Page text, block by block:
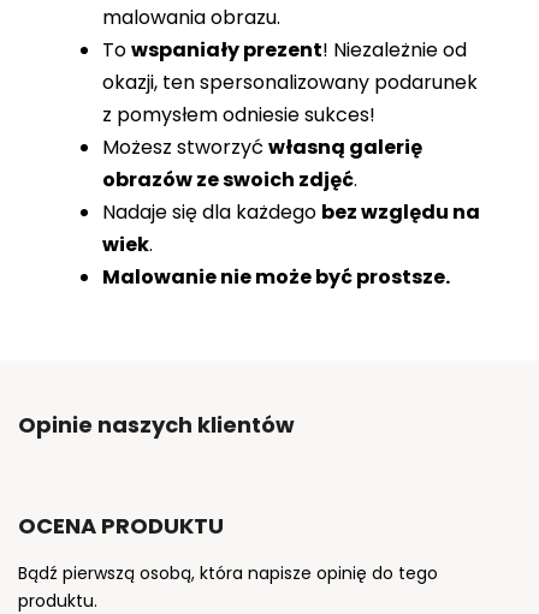
malowania obrazu.
Towspaniały prezent! Niezależnie od
okazji, ten spersonalizowany podarunek
z pomysłem odniesie sukces!
Możesz stworzyć własną galerię
obrazów ze swoich zdjęć.
Nadaje się dla każdego bez względu na
wiek.
Malowanie nie może być prostsze.
Opinie naszych klientów
OCENA PRODUKTU
Bądź pierwszą osobą, która napisze opinię do tego
produktu.